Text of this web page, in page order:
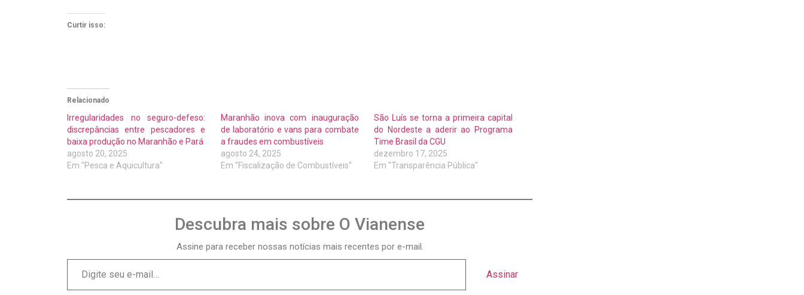
Curtir isso:
Relacionado
Irregularidades no seguro-defeso:
discrepâncias entre pescadores e
baixa produção no Maranhão e Pará
agosto 20, 2025
Em "Pesca e Aquicultura"
Maranhão inova com inauguração
de laboratório e vans para combate
a fraudes em combustíveis
agosto 24, 2025
Em "Fiscalização de Combustíveis"
São Luís se torna a primeira capital
do Nordeste a aderir ao Programa
Time Brasil da CGU
dezembro 17, 2025
Em "Transparência Pública"
Descubra mais sobre O Vianense
Assine para receber nossas notícias mais recentes por e-mail.
Assinar